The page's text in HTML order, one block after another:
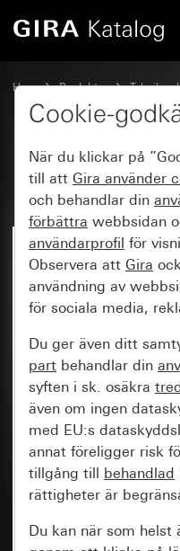
Hem Produkter
Teknik
Värme, ventilation,
Fan Coil-
Cookie-
När du klickar på
till att Gira använder
och behandlar din
förbättra webbsidan
användarprofil för
Observera att Gira
användning av
för sociala media,
Du ger även ditt
part behandlar din
syften i sk. osäkra
även om ingen
med EU:s
annat föreligger risk
tillgång till behandlad
rättigheter är
Du kan när som helst